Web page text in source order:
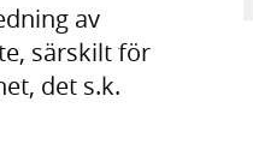
av
särskilt för
det s.k.